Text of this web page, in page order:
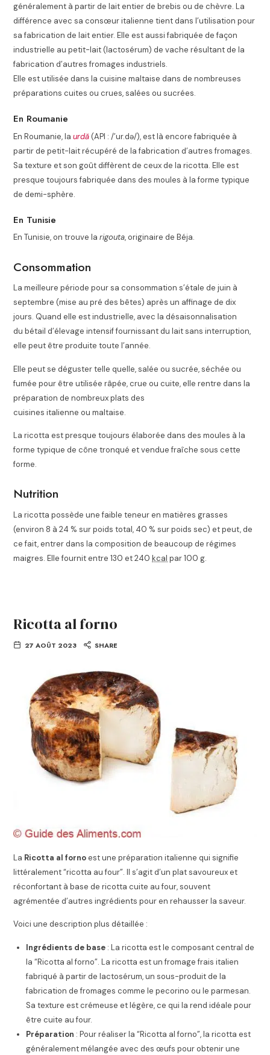
généralement à partir de lait entier de brebis ou de chèvre. La
différence avec sa consœur italienne tient dans l’utilisation pour
sa fabrication de lait entier. Elle est aussi fabriquée de façon
industrielle au petit-lait (lactosérum) de vache résultant de la
fabrication d’autres fromages industriels.
Elle est utilisée dans la cuisine maltaise dans de nombreuses
préparations cuites ou crues, salées ou sucrées.
En Roumanie
En Roumanie, laurdă(API :/’ur.də/), est là encore fabriquée à
partir de petit-lait récupéré de la fabrication d’autres fromages.
Sa texture et son goût diffèrent de ceux de la ricotta. Elle est
presque toujours fabriquée dans des moules à la forme typique
de demi-sphère.
En Tunisie
En Tunisie, on trouve larigouta, originaire de Béja.
Consommation
La meilleure période pour sa consommation s’étale de juin à
septembre (mise au pré des bêtes) après un affinage de dix
jours. Quand elle est industrielle, avec la désaisonnalisation
du bétail d’élevage intensif fournissant du lait sans interruption,
elle peut être produite toute l’année.
Elle peut se déguster telle quelle, salée ou sucrée, séchée ou
fumée pour être utilisée râpée, crue ou cuite, elle rentre dans la
préparation de nombreux plats des
cuisines italienne ou maltaise.
La ricotta est presque toujours élaborée dans des moules à la
forme typique de cône tronqué et vendue fraîche sous cette
forme.
Nutrition
La ricotta possède une faible teneur en matières grasses
(environ 8 à 24 % sur poids total, 40 % sur poids sec) et peut, de
ce fait, entrer dans la composition de beaucoup de régimes
maigres. Elle fournit entre 130 et240 kcal par 100g.
Ricotta al forno
27 AOÛT 2023 SHARE
La Ricotta al fornoest une préparation italienne qui signifie
littéralement “ricotta au four”. Il s’agit d’un plat savoureux et
réconfortant à base de ricotta cuite au four, souvent
agrémentée d’autres ingrédients pour en rehausser la saveur.
Voici une description plus détaillée :
Ingrédients de base : La ricotta est le composant central de
la “Ricotta al forno”. La ricotta est un fromage frais italien
fabriqué à partir de lactosérum, un sous-produit de la
fabrication de fromages comme le pecorino ou le parmesan.
Sa texture est crémeuse et légère, ce qui la rend idéale pour
être cuite au four.
Préparation : Pour réaliser la “Ricotta al forno”, la ricotta est
généralement mélangée avec des œufs pour obtenir une